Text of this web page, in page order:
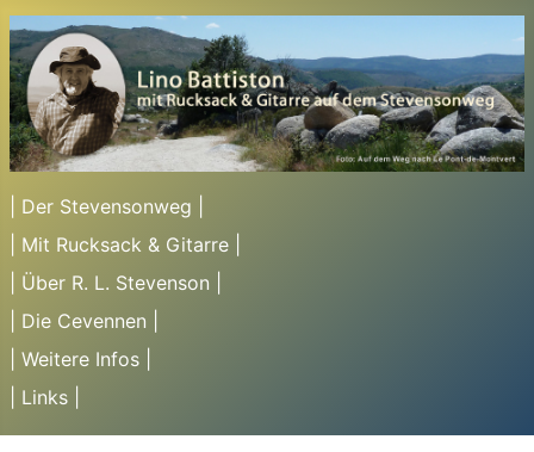
| Der Stevensonweg |
| Mit Rucksack & Gitarre |
| Über R. L. Stevenson |
| Die Cevennen |
| Weitere Infos |
| Links |